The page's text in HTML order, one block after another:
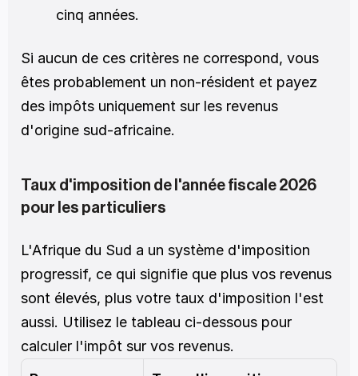
cinq années.
Si aucun de ces critères ne correspond, vous
êtes probablement un non-résident et payez
des impôts uniquement sur les revenus
d'origine sud-africaine.
Taux d'imposition de l'année fiscale 2026
pour les particuliers
L'Afrique du Sud a un système d'imposition
progressif, ce qui signifie que plus vos revenus
sont élevés, plus votre taux d'imposition l'est
aussi. Utilisez le tableau ci-dessous pour
calculer l'impôt sur vos revenus.